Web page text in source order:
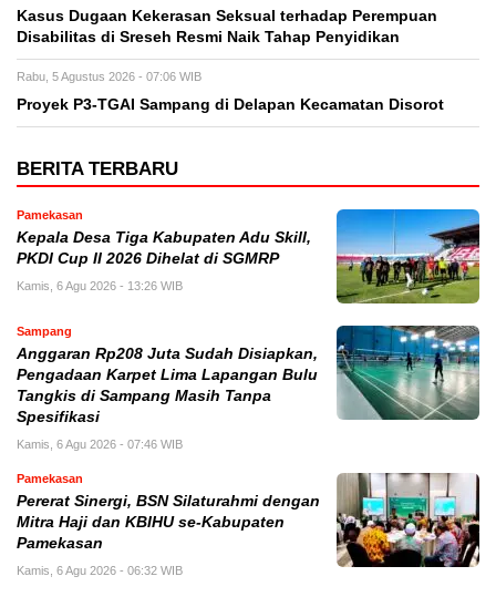
Kasus Dugaan Kekerasan Seksual terhadap Perempuan
Disabilitas di Sreseh Resmi Naik Tahap Penyidikan
Rabu, 5 Agustus 2026 - 07:06 WIB
Proyek P3-TGAI Sampang di Delapan Kecamatan Disorot
BERITA TERBARU
Pamekasan
Kepala Desa Tiga Kabupaten Adu Skill,
PKDI Cup II 2026 Dihelat di SGMRP
Kamis, 6 Agu 2026 - 13:26 WIB
Sampang
Anggaran Rp208 Juta Sudah Disiapkan,
Pengadaan Karpet Lima Lapangan Bulu
Tangkis di Sampang Masih Tanpa
Spesifikasi
Kamis, 6 Agu 2026 - 07:46 WIB
Pamekasan
Pererat Sinergi, BSN Silaturahmi dengan
Mitra Haji dan KBIHU se-Kabupaten
Pamekasan
Kamis, 6 Agu 2026 - 06:32 WIB